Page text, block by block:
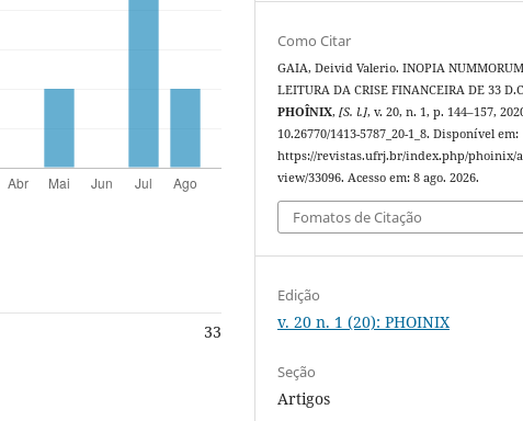
33
Como Citar
GAIA, Deivid Valerio. INOPIA
LEITURA DA CRISE FINANCEIRA DE 33
PHOÎNIX,[S. l.], v. 20, n. 1, p. 144–157,
10.26770/1413-5787_20-1_8. Disponível em:
https://revistas.ufrj.br/index.php/phoinix/
view/33096. Acesso em: 8 ago. 2026.
Fomatos de Citação
Edição
v. 20 n. 1 (20): PHOINIX
Seção
Artigos